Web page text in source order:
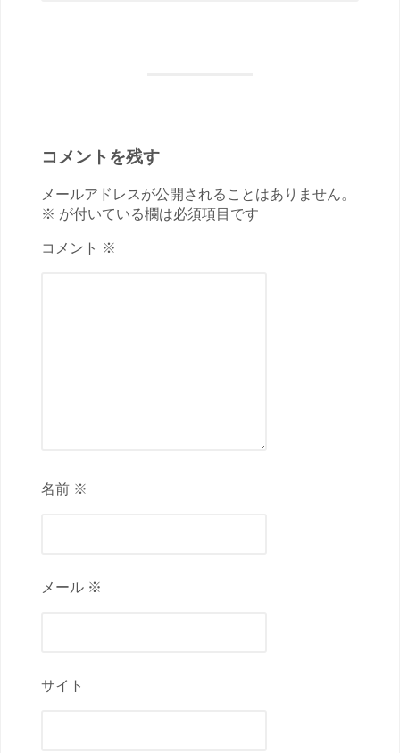
コメントを残す
メールアドレスが公開されることはありません。
※ が付いている欄は必須項目です
コメント ※
名前 ※
メール ※
サイト